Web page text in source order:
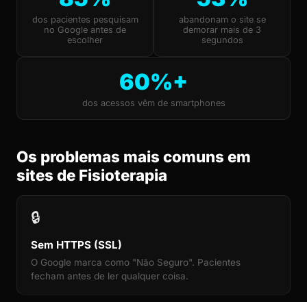
dos pacientes pesquisam
no Google antes de
escolher
abandonam o site se
demorar mais de 3
segundos
60%+
dos acessos vêm de smartphones
Os problemas mais comuns em
sites de Fisioterapia
🔒
Sem HTTPS (SSL)
O Google marca como "Não Seguro". Pacientes
fecham antes de ler qualquer coisa.